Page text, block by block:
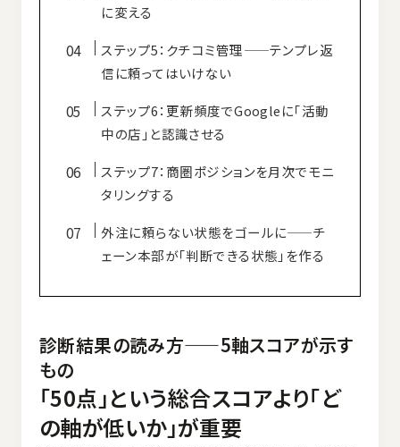
に変える
ステップ5：クチコミ管理——テンプレ返
信に頼ってはいけない
ステップ6：更新頻度でGoogleに「活動
中の店」と認識させる
ステップ7：商圏ポジションを月次でモニ
タリングする
外注に頼らない状態をゴールに——チ
ェーン本部が「判断できる状態」を作る
診断結果の読み方——5軸スコアが示す
もの
「50点」という総合スコアより「ど
の軸が低いか」が重要